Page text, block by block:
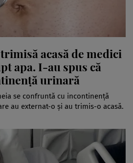
acasă de medici
apa. I-au spus că
urinară
se confruntă cu incontinență
au externat-o și au trimis-o acasă.